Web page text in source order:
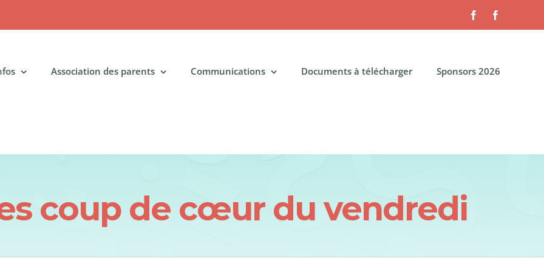
Facebook
Association des parents Communications Documents à télécharger Sponsors 2026
coup de cœur du vendredi